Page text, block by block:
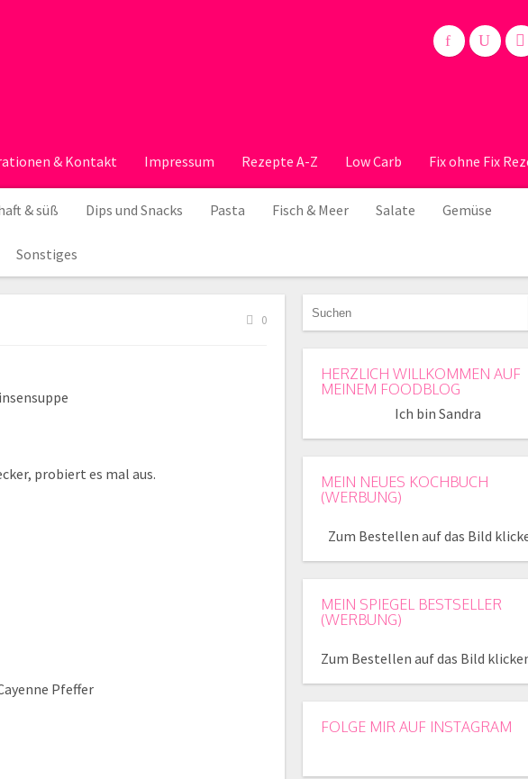
& Kontakt Impressum Rezepte A-Z Low Carb Fix ohne Fix
& süß Dips und Snacks Pasta Fisch & Meer Salate Gemüse
Sonstiges
0
probiert es mal aus.
Pfeffer
HERZLICH WILLKOMMEN AUF
MEINEM FOODBLOG
Ich bin Sandra
MEIN NEUES KOCHBUCH
(WERBUNG)
Zum Bestellen auf das Bild
MEIN SPIEGEL BESTSELLER
(WERBUNG)
Zum Bestellen auf das Bild
FOLGE MIR AUF INSTAGRAM